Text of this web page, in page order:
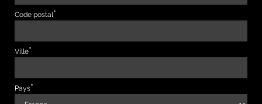
Code postal
Ville
Pays